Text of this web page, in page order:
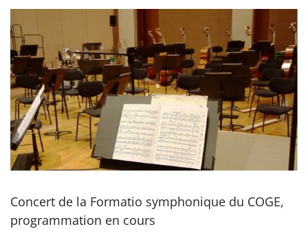
Concert de la Formatio symphonique du COGE,
programmation en cours